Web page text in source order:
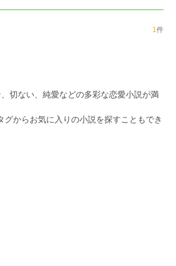
1件
切ない、純愛などの多彩な恋愛小説が満
グからお気に入りの小説を探すこともでき